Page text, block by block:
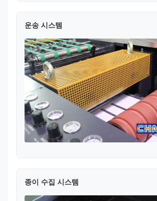
운송 시스템
종이 수집 시스템